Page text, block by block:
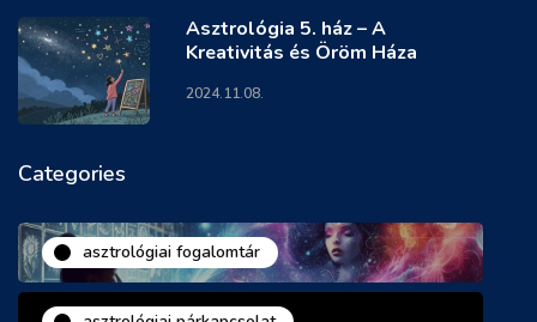
Asztrológia 5. ház – A
Kreativitás és Öröm Háza
2024.11.08.
Categories
asztrológiai fogalomtár